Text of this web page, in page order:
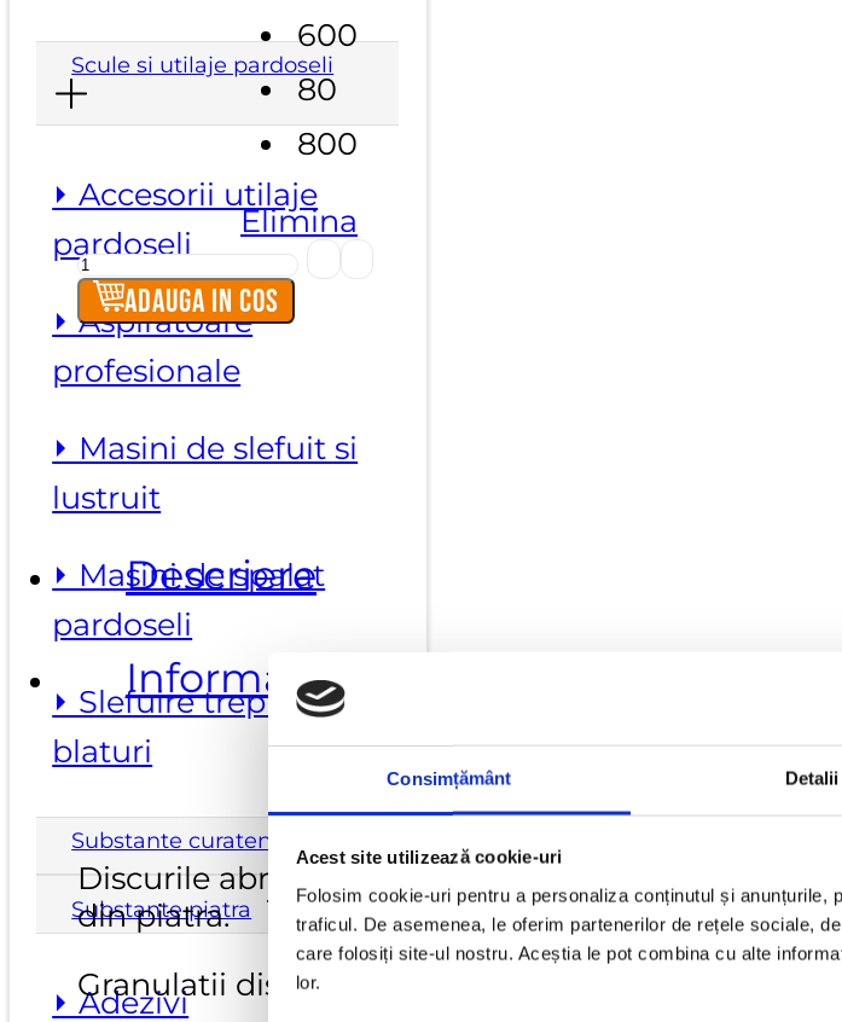
Consimțământ Detalii
Acest site utilizează cookie-uri
Folosim cookie-uri pentru a personaliza conținutul și
traficul. De asemenea, le oferim partenerilor de rețele sociale,
care folosiți site-ul nostru. Aceștia le pot combina cu alte
lor.
Scule si utilaje pardoseli
⏵ Accesorii utilaje
pardoseli
⏵ Aspiratoare
profesionale
⏵ Masini de slefuit si
lustruit
⏵ Masini de spalat
pardoseli
⏵ Slefuire trepte si
blaturi
Substante curatenie
Substante piatra
⏵ Adezivi
600
80
800
Elimina
Cantitate
Discuri
hartie
abraziva
180
mm
Adauga in cos
Descriere
Informatii suplimentare
Discurile abrazive velcro SAITAC VEL sunt
din piatra.
Granulatii disponibile :24, 36, 40, 60, 80, 120, 180,